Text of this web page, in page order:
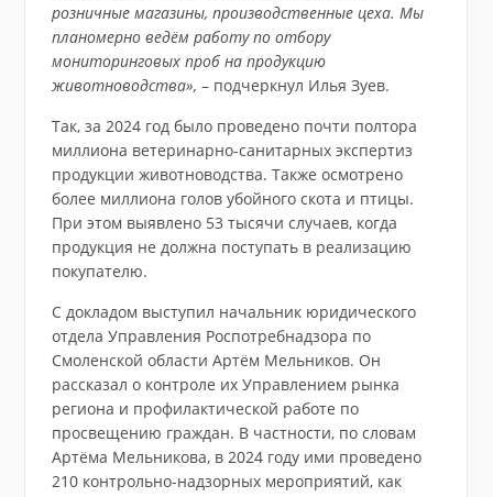
розничные магазины, производственные цеха. Мы
планомерно ведём работу по отбору
мониторинговых проб на продукцию
животноводства», – подчеркнул Илья Зуев.
Так, за 2024 год было проведено почти полтора
миллиона ветеринарно-санитарных экспертиз
продукции животноводства. Также осмотрено
более миллиона голов убойного скота и птицы.
При этом выявлено 53 тысячи случаев, когда
продукция не должна поступать в реализацию
покупателю.
С докладом выступил начальник юридического
отдела Управления Роспотребнадзора по
Смоленской области Артём Мельников. Он
рассказал о контроле их Управлением рынка
региона и профилактической работе по
просвещению граждан. В частности, по словам
Артёма Мельникова, в 2024 году ими проведено
210 контрольно-надзорных мероприятий, как